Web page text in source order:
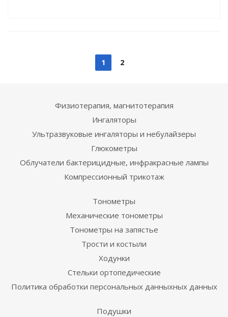
1 2
Физиотерапия, магнитотерапия
Ингаляторы
Ультразвуковые ингаляторы и небулайзеры
Глюкометры
Облучатели бактерицидные, инфракрасные лампы
Компрессионный трикотаж
Тонометры
Механические тонометры
Тонометры на запястье
Трости и костыли
Ходунки
Стельки ортопедические
Политика обработки персональных данныхных данных
Подушки